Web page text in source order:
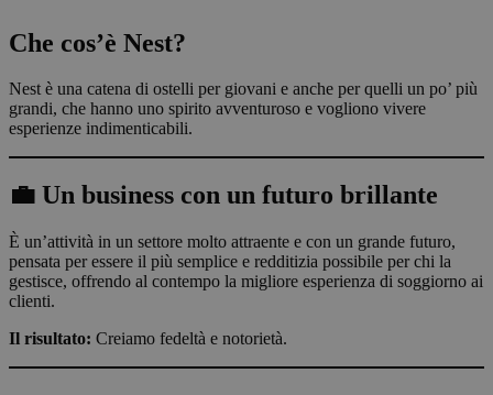
Che cos’è Nest?
Nest è una catena di ostelli per giovani e anche per quelli un po’ più
grandi, che hanno uno spirito avventuroso e vogliono vivere
esperienze indimenticabili.
💼 Un business con un futuro brillante
È un’attività in un settore molto attraente e con un grande futuro,
pensata per essere il più semplice e redditizia possibile per chi la
gestisce, offrendo al contempo la migliore esperienza di soggiorno ai
clienti.
Il risultato: Creiamo fedeltà e notorietà.